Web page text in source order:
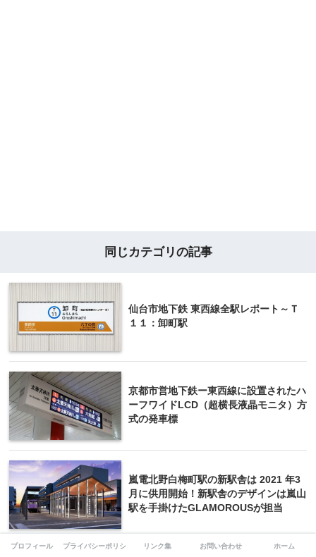
同じカテゴリの記事
仙台市地下鉄 東西線全駅レポート～Ｔ
１１：卸町駅
京都市営地下鉄ー東西線に設置されたハ
ーフワイドLCD（超横長液晶モニタ）方
式の発車標
嵐電北野白梅町駅の新駅舎は 2021 年3
月に供用開始！新駅舎のデザインは嵐山
駅を手掛けたGLAMOROUSが担当
プロフィール プライバシーポリシー リンク集 お問い合わせ ホーム